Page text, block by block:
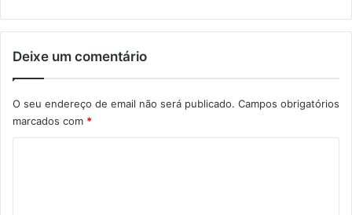
Deixe um comentário
O seu endereço de email não será publicado. Campos obrigatórios
marcados com *